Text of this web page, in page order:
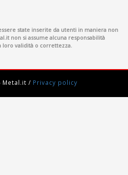
state inserite da utenti in maniera non
non si assume alcuna responsabilità
loro validità o correttezza.
Metal.it / Privacy policy